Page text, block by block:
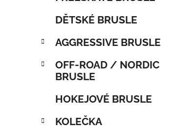
DĚTSKÉ BRUSLE
AGGRESSIVE BRUSLE
OFF-ROAD / NORDIC
BRUSLE
HOKEJOVÉ BRUSLE
KOLEČKA